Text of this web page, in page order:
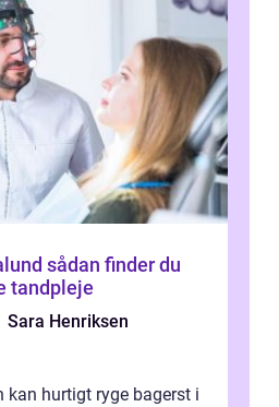
du
tandpleje
Sara Henriksen
kan hurtigt ryge bagerst i